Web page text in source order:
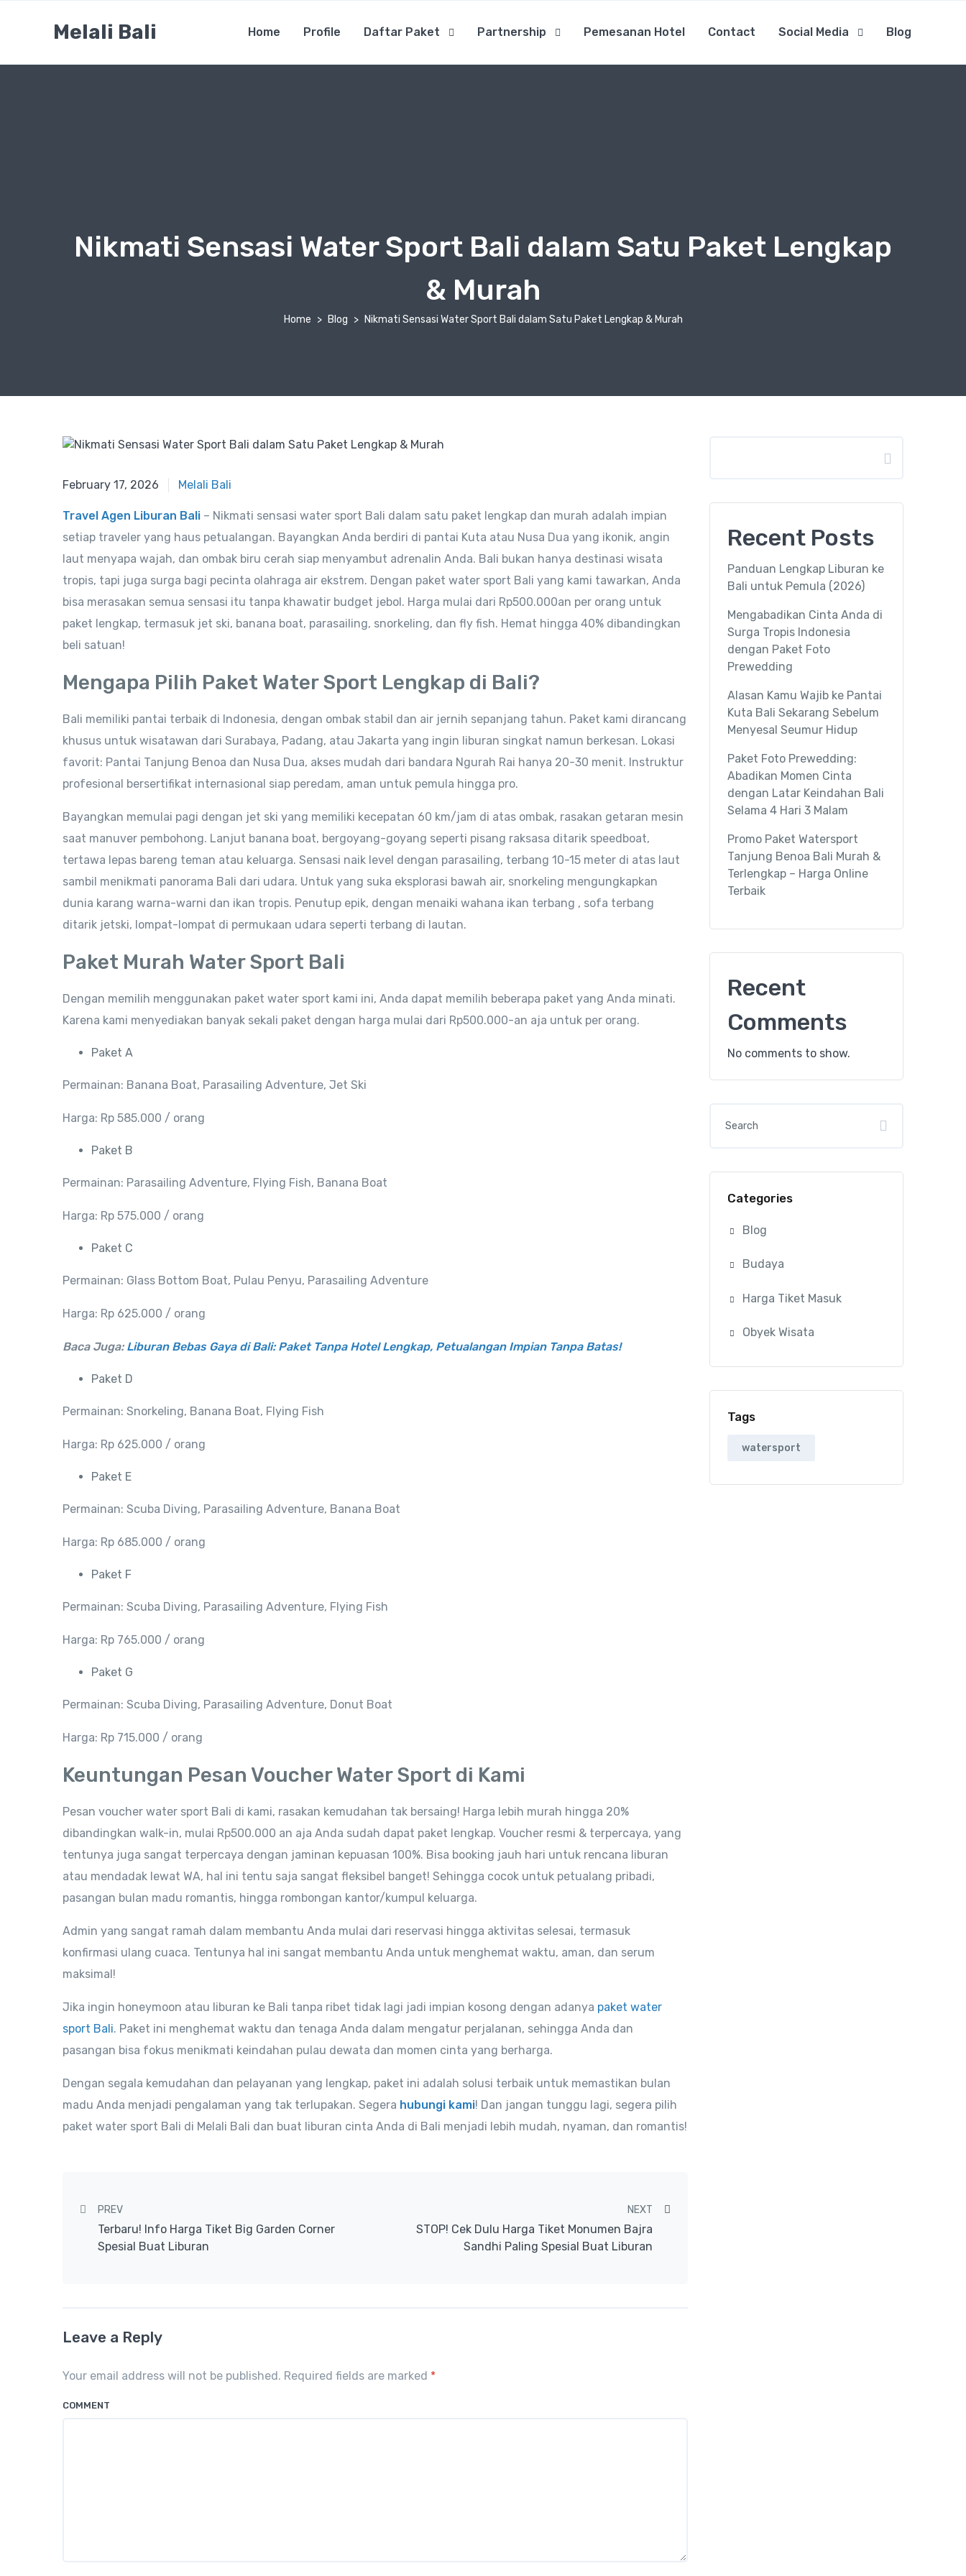
Melali Bali Home Profile Daftar Paket Partnership Pemesanan Hotel Contact Social Media Blog
Nikmati Sensasi Water Sport Bali dalam Satu Paket Lengkap
& Murah
Home Blog Nikmati Sensasi Water Sport Bali dalam Satu Paket Lengkap & Murah
February 17, 2026 Melali Bali
Travel Agen Liburan Bali – Nikmati sensasi water sport Bali dalam satu paket lengkap dan murah adalah impian
setiap traveler yang haus petualangan. Bayangkan Anda berdiri di pantai Kuta atau Nusa Dua yang ikonik, angin
laut menyapa wajah, dan ombak biru cerah siap menyambut adrenalin Anda. Bali bukan hanya destinasi wisata
tropis, tapi juga surga bagi pecinta olahraga air ekstrem. Dengan paket water sport Bali yang kami tawarkan, Anda
bisa merasakan semua sensasi itu tanpa khawatir budget jebol. Harga mulai dari Rp500.000an per orang untuk
paket lengkap, termasuk jet ski, banana boat, parasailing, snorkeling, dan fly fish. Hemat hingga 40% dibandingkan
beli satuan!
Mengapa Pilih Paket Water Sport Lengkap di Bali?
Bali memiliki pantai terbaik di Indonesia, dengan ombak stabil dan air jernih sepanjang tahun. Paket kami dirancang
khusus untuk wisatawan dari Surabaya, Padang, atau Jakarta yang ingin liburan singkat namun berkesan. Lokasi
favorit: Pantai Tanjung Benoa dan Nusa Dua, akses mudah dari bandara Ngurah Rai hanya 20-30 menit. Instruktur
profesional bersertifikat internasional siap peredam, aman untuk pemula hingga pro.
Bayangkan memulai pagi dengan jet ski yang memiliki kecepatan 60 km/jam di atas ombak, rasakan getaran mesin
saat manuver pembohong. Lanjut banana boat, bergoyang-goyang seperti pisang raksasa ditarik speedboat,
tertawa lepas bareng teman atau keluarga. Sensasi naik level dengan parasailing, terbang 10-15 meter di atas laut
sambil menikmati panorama Bali dari udara. Untuk yang suka eksplorasi bawah air, snorkeling mengungkapkan
dunia karang warna-warni dan ikan tropis. Penutup epik, dengan menaiki wahana ikan terbang , sofa terbang
ditarik jetski, lompat-lompat di permukaan udara seperti terbang di lautan.
Paket Murah Water Sport Bali
Dengan memilih menggunakan paket water sport kami ini, Anda dapat memilih beberapa paket yang Anda minati.
Karena kami menyediakan banyak sekali paket dengan harga mulai dari Rp500.000-an aja untuk per orang.
Paket A
Permainan: Banana Boat, Parasailing Adventure, Jet Ski
Harga: Rp 585.000 / orang
Paket B
Permainan: Parasailing Adventure, Flying Fish, Banana Boat
Harga: Rp 575.000 / orang
Paket C
Permainan: Glass Bottom Boat, Pulau Penyu, Parasailing Adventure
Harga: Rp 625.000 / orang
Baca Juga: Liburan Bebas Gaya di Bali: Paket Tanpa Hotel Lengkap, Petualangan Impian Tanpa Batas!
Paket D
Permainan: Snorkeling, Banana Boat, Flying Fish
Harga: Rp 625.000 / orang
Paket E
Permainan: Scuba Diving, Parasailing Adventure, Banana Boat
Harga: Rp 685.000 / orang
Paket F
Permainan: Scuba Diving, Parasailing Adventure, Flying Fish
Harga: Rp 765.000 / orang
Paket G
Permainan: Scuba Diving, Parasailing Adventure, Donut Boat
Harga: Rp 715.000 / orang
Keuntungan Pesan Voucher Water Sport di Kami
Pesan voucher water sport Bali di kami, rasakan kemudahan tak bersaing! Harga lebih murah hingga 20%
dibandingkan walk-in, mulai Rp500.000 an aja Anda sudah dapat paket lengkap. Voucher resmi & terpercaya, yang
tentunya juga sangat terpercaya dengan jaminan kepuasan 100%. Bisa booking jauh hari untuk rencana liburan
atau mendadak lewat WA, hal ini tentu saja sangat fleksibel banget! Sehingga cocok untuk petualang pribadi,
pasangan bulan madu romantis, hingga rombongan kantor/kumpul keluarga.
Admin yang sangat ramah dalam membantu Anda mulai dari reservasi hingga aktivitas selesai, termasuk
konfirmasi ulang cuaca. Tentunya hal ini sangat membantu Anda untuk menghemat waktu, aman, dan serum
maksimal!
Jika ingin honeymoon atau liburan ke Bali tanpa ribet tidak lagi jadi impian kosong dengan adanya paket water
sport Bali. Paket ini menghemat waktu dan tenaga Anda dalam mengatur perjalanan, sehingga Anda dan
pasangan bisa fokus menikmati keindahan pulau dewata dan momen cinta yang berharga.
Dengan segala kemudahan dan pelayanan yang lengkap, paket ini adalah solusi terbaik untuk memastikan bulan
madu Anda menjadi pengalaman yang tak terlupakan. Segera hubungi kami! Dan jangan tunggu lagi, segera pilih
paket water sport Bali di Melali Bali dan buat liburan cinta Anda di Bali menjadi lebih mudah, nyaman, dan romantis!
Post navigation
PREV
Terbaru! Info Harga Tiket Big Garden Corner
Spesial Buat Liburan
NEXT
STOP! Cek Dulu Harga Tiket Monumen Bajra
Sandhi Paling Spesial Buat Liburan
Leave a Reply
Your email address will not be published. Required fields are marked *
COMMENT
Recent Posts
Panduan Lengkap Liburan ke
Bali untuk Pemula (2026)
Mengabadikan Cinta Anda di
Surga Tropis Indonesia
dengan Paket Foto
Prewedding
Alasan Kamu Wajib ke Pantai
Kuta Bali Sekarang Sebelum
Menyesal Seumur Hidup
Paket Foto Prewedding:
Abadikan Momen Cinta
dengan Latar Keindahan Bali
Selama 4 Hari 3 Malam
Promo Paket Watersport
Tanjung Benoa Bali Murah &
Terlengkap – Harga Online
Terbaik
Recent
Comments
No comments to show.
Categories
Blog
Budaya
Harga Tiket Masuk
Obyek Wisata
Tags
watersport